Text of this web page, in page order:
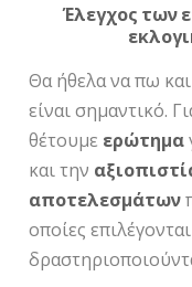
Έλεγχος των
Θα ήθελα να πω
είναι σημαντικό.
θέτουμε ερώτημα
και την
αποτελεσμάτων
οποίες